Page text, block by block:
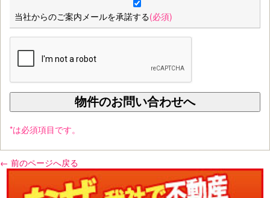
当社からのご案内メールを承諾する(必須)
*は必須項目です。
← 前のページへ戻る